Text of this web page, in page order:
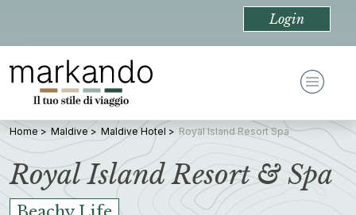
Login
Home Maldive Maldive Hotel Royal Island Resort Spa
Royal Island Resort & Spa